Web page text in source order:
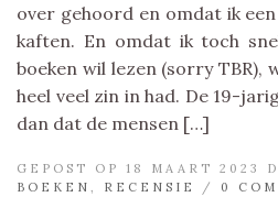
over gehoord en omdat ik
kaften. En omdat ik toch
boeken wil lezen (sorry TBR),
heel veel zin in had. De 19-
dan dat de mensen […]
GEPOST OP 18 MAART 2023
BOEKEN
RECENSIE / 0